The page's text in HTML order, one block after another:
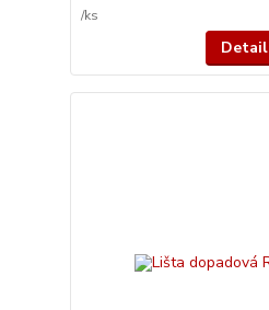
/ks
Detail